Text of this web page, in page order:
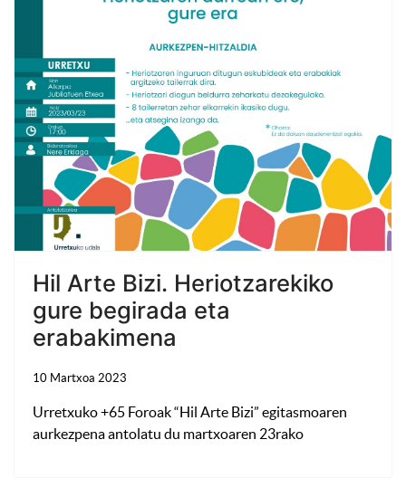
Hil Arte Bizi. Heriotzarekiko
gure begirada eta
erabakimena
10 Martxoa 2023
Urretxuko +65 Foroak “Hil Arte Bizi” egitasmoaren
aurkezpena antolatu du martxoaren 23rako